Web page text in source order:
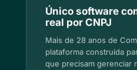
Único software
real por CNPJ
Mais de 28 anos de
plataforma construída
que precisam gerenciar